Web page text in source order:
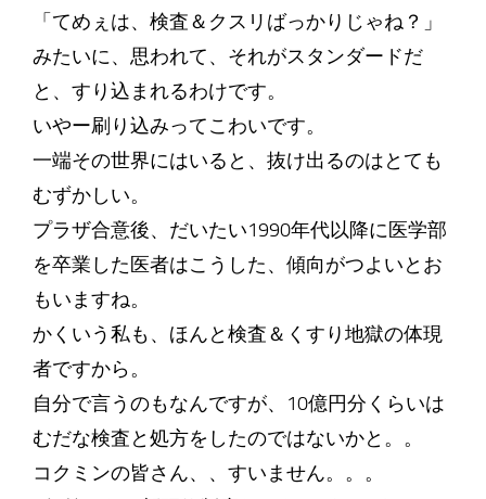
「てめぇは、検査＆クスリばっかりじゃね？」
みたいに、思われて、それがスタンダードだ
と、すり込まれるわけです。
いやー刷り込みってこわいです。
一端その世界にはいると、抜け出るのはとても
むずかしい。
プラザ合意後、だいたい1990年代以降に医学部
を卒業した医者はこうした、傾向がつよいとお
もいますね。
かくいう私も、ほんと検査＆くすり地獄の体現
者ですから。
自分で言うのもなんですが、10億円分くらいは
むだな検査と処方をしたのではないかと。。
コクミンの皆さん、、すいません。。。